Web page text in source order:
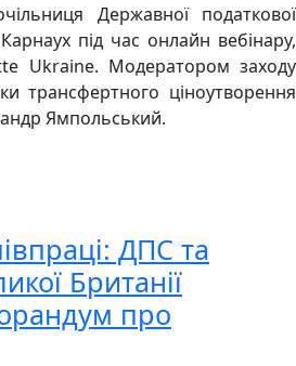
Державної податкової
під час онлайн вебінару,
Ukraine. Модератором заходу
трансфертного ціноутворення
Ямпольський.
ДПС та
Британії
про